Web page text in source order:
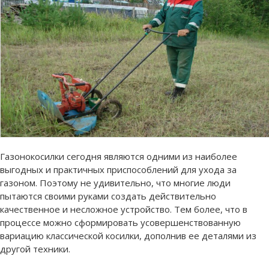
Газонокосилки сегодня являются одними из наиболее
выгодных и практичных приспособлений для ухода за
газоном. Поэтому не удивительно, что многие люди
пытаются своими руками создать действительно
качественное и несложное устройство. Тем более, что в
процессе можно сформировать усовершенствованную
вариацию классической косилки, дополнив ее деталями из
другой техники.